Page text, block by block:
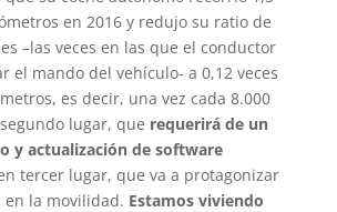
en 2016 y redujo su ratio de
–las veces en las que el conductor
el mando del vehículo- a 0,12 veces
es decir, una vez cada 8.000
lugar, que requerirá de un
y actualización de software
tercer lugar, que va a protagonizar
la movilidad. Estamos viviendo